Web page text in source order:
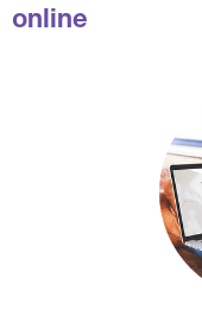
online